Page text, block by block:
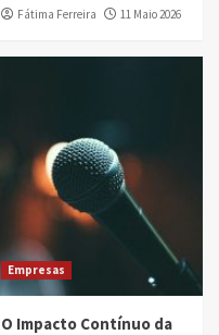
Fátima Ferreira 11 Maio 2026
Empresas
O Impacto Contínuo da